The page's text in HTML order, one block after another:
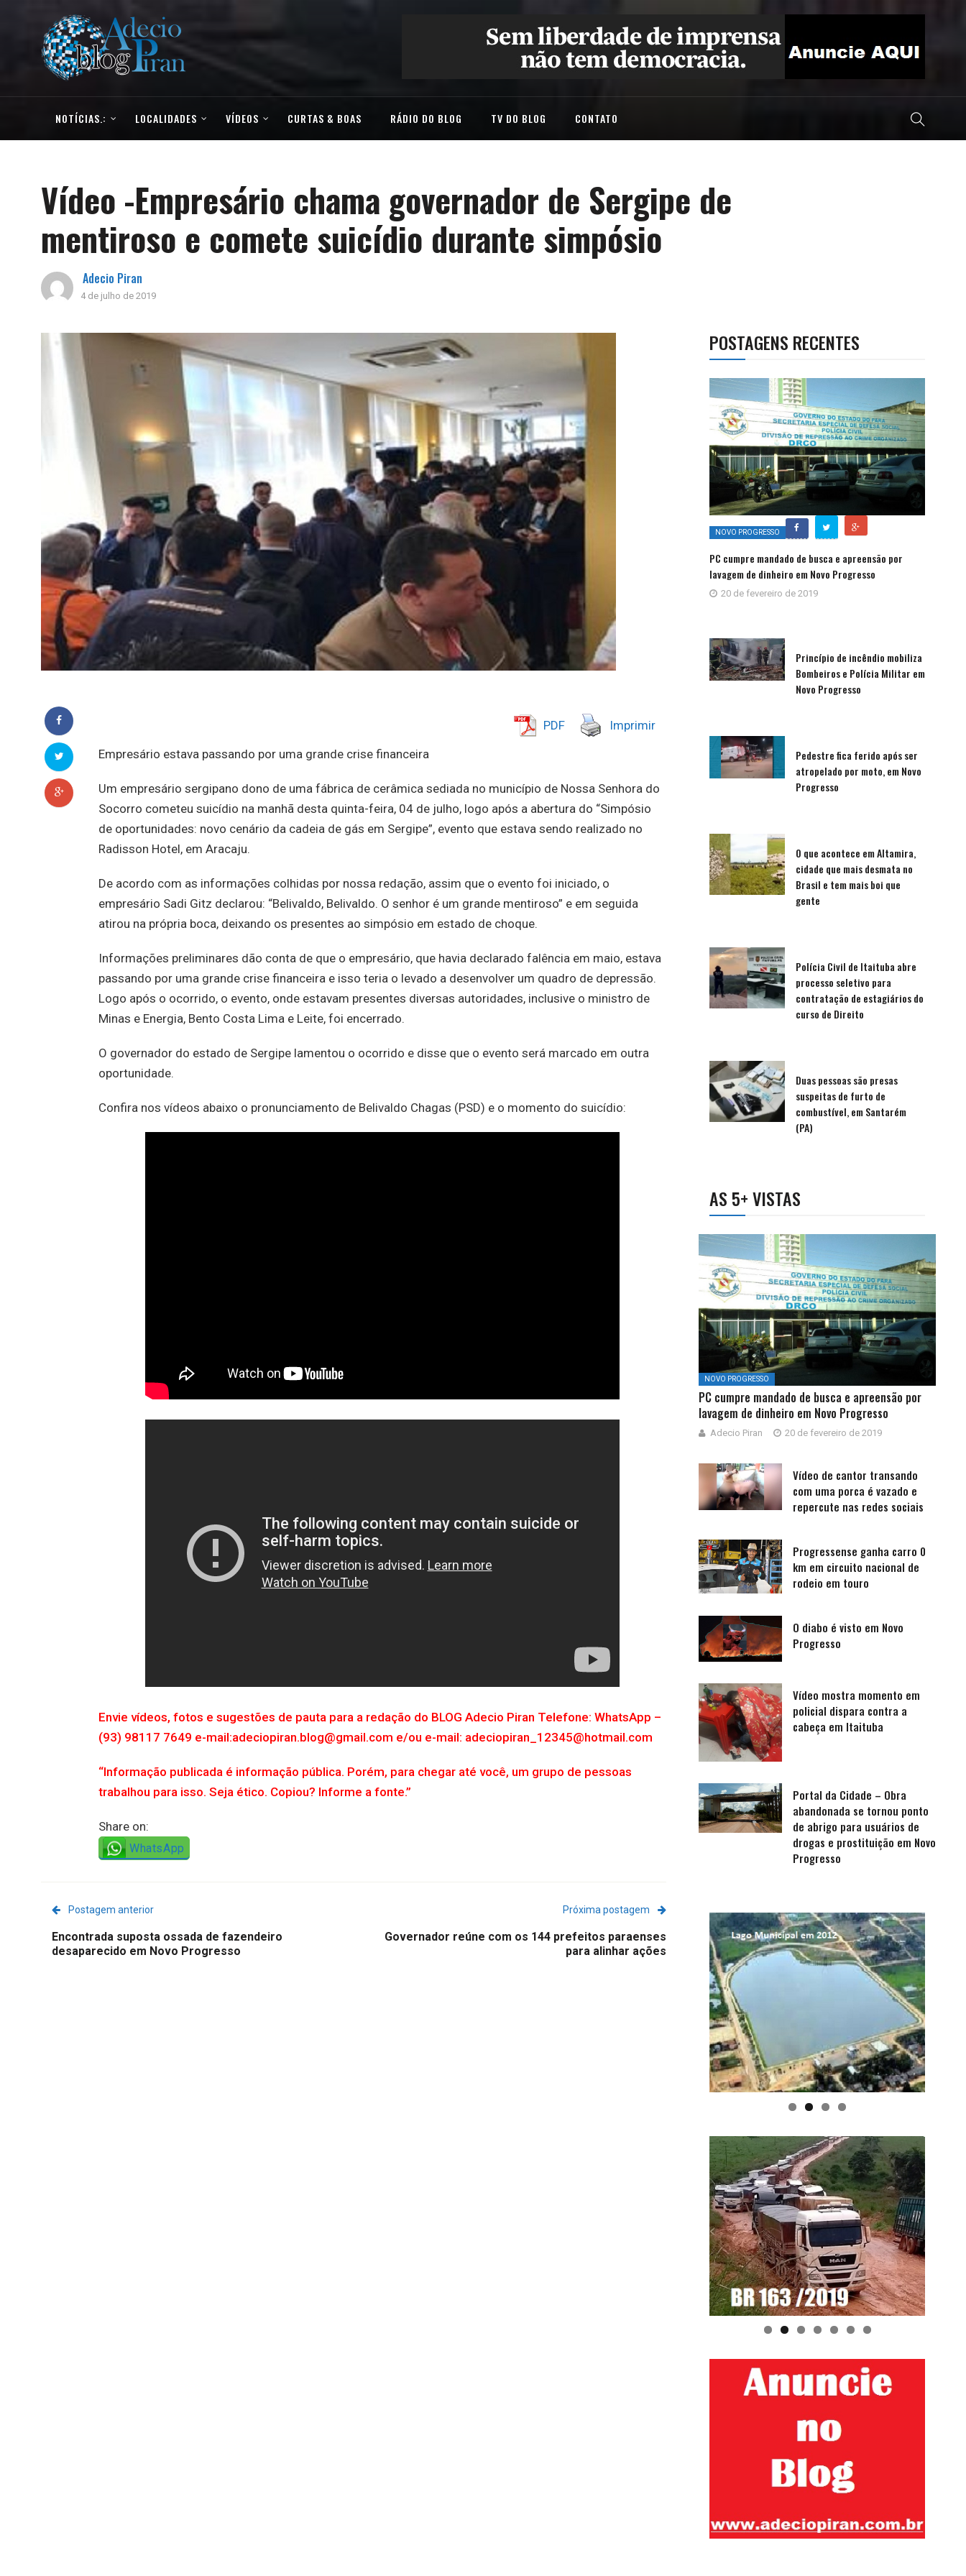
NOTÍCIAS.: LOCALIDADES VÍDEOS CURTAS & BOAS RÁDIO DO BLOG TV DO BLOG CONTATO
Vídeo -Empresário chama governador de Sergipe de
mentiroso e comete suicídio durante simpósio
Adecio Piran
4 de julho de 2019
PDF Imprimir
Empresário estava passando por uma grande crise financeira
Um empresário sergipano dono de uma fábrica de cerâmica sediada no município de Nossa Senhora do
Socorro cometeu suicídio na manhã desta quinta-feira, 04 de julho, logo após a abertura do “Simpósio
de oportunidades: novo cenário da cadeia de gás em Sergipe”, evento que estava sendo realizado no
Radisson Hotel, em Aracaju.
De acordo com as informações colhidas por nossa redação, assim que o evento foi iniciado, o
empresário Sadi Gitz declarou: “Belivaldo, Belivaldo. O senhor é um grande mentiroso” e em seguida
atirou na própria boca, deixando os presentes ao simpósio em estado de choque.
Informações preliminares dão conta de que o empresário, que havia declarado falência em maio, estava
passando por uma grande crise financeira e isso teria o levado a desenvolver um quadro de depressão.
Logo após o ocorrido, o evento, onde estavam presentes diversas autoridades, inclusive o ministro de
Minas e Energia, Bento Costa Lima e Leite, foi encerrado.
O governador do estado de Sergipe lamentou o ocorrido e disse que o evento será marcado em outra
oportunidade.
Confira nos vídeos abaixo o pronunciamento de Belivaldo Chagas (PSD) e o momento do suicídio:
Envie vídeos, fotos e sugestões de pauta para a redação do BLOG Adecio Piran Telefone: WhatsApp –
(93) 98117 7649 e-mail:adeciopiran.blog@gmail.com e/ou e-mail: adeciopiran_12345@hotmail.com
“Informação publicada é informação pública. Porém, para chegar até você, um grupo de pessoas
trabalhou para isso. Seja ético. Copiou? Informe a fonte.”
Share on:
WhatsApp
Postagem anterior
Encontrada suposta ossada de fazendeiro
desaparecido em Novo Progresso
Próxima postagem
Governador reúne com os 144 prefeitos paraenses
para alinhar ações
POSTAGENS RECENTES
NOVO PROGRESSO
PC cumpre mandado de busca e apreensão por
lavagem de dinheiro em Novo Progresso
20 de fevereiro de 2019
Princípio de incêndio mobiliza
Bombeiros e Polícia Militar em
Novo Progresso
Pedestre fica ferido após ser
atropelado por moto, em Novo
Progresso
O que acontece em Altamira,
cidade que mais desmata no
Brasil e tem mais boi que
gente
Polícia Civil de Itaituba abre
processo seletivo para
contratação de estagiários do
curso de Direito
Duas pessoas são presas
suspeitas de furto de
combustível, em Santarém
(PA)
AS 5+ VISTAS
NOVO PROGRESSO
PC cumpre mandado de busca e apreensão por
lavagem de dinheiro em Novo Progresso
Adecio Piran 20 de fevereiro de 2019
Vídeo de cantor transando
com uma porca é vazado e
repercute nas redes sociais
Progressense ganha carro 0
km em circuito nacional de
rodeio em touro
O diabo é visto em Novo
Progresso
Vídeo mostra momento em
policial dispara contra a
cabeça em Itaituba
Portal da Cidade – Obra
abandonada se tornou ponto
de abrigo para usuários de
drogas e prostituição em Novo
Progresso